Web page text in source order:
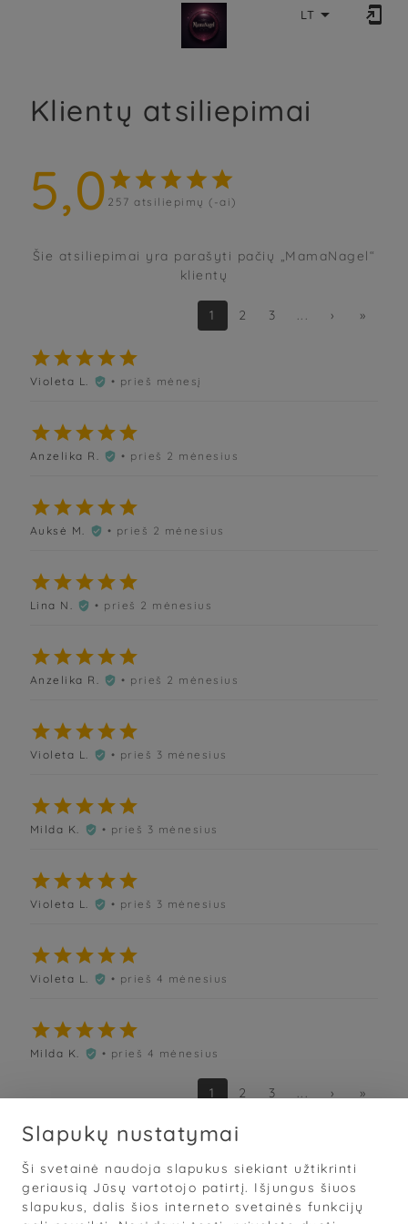
LT  
Klientų atsiliepimai
5,0     
257 atsiliepimų (-ai)
Šie atsiliepimai yra parašyti pačių „MamaNagel“
klientų
1 2 3 ... › »

Violeta L.  • prieš mėnesį

Anzelika R.  • prieš 2 mėnesius

Auksė M.  • prieš 2 mėnesius

Lina N.  • prieš 2 mėnesius

Anzelika R.  • prieš 2 mėnesius

Violeta L.  • prieš 3 mėnesius

Milda K.  • prieš 3 mėnesius

Violeta L.  • prieš 3 mėnesius

Violeta L.  • prieš 4 mėnesius

Milda K.  • prieš 4 mėnesius
1 2 3 ... › »
Slapukų nustatymai
Ši svetainė naudoja slapukus siekiant užtikrinti
geriausią Jūsų vartotojo patirtį. Išjungus šiuos
slapukus, dalis šios interneto svetainės funkcijų
Sąlygos · Privatumas · Slapukai
© 2026 „Grožis Saviems“